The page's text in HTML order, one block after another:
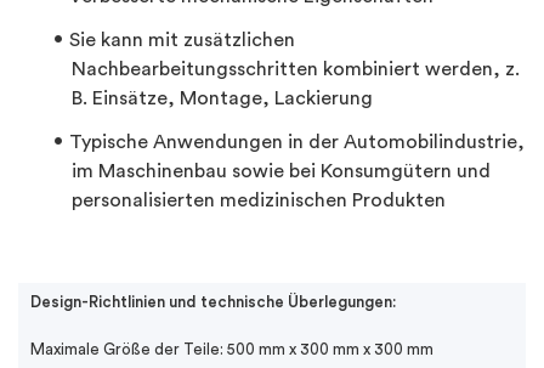
Sie kann mit zusätzlichen
Nachbearbeitungsschritten kombiniert werden, z.
B. Einsätze, Montage, Lackierung
Typische Anwendungen in der Automobilindustrie,
im Maschinenbau sowie bei Konsumgütern und
personalisierten medizinischen Produkten
Design-Richtlinien und technische Überlegungen:
Maximale Größe der Teile: 500 mm x 300 mm x 300 mm